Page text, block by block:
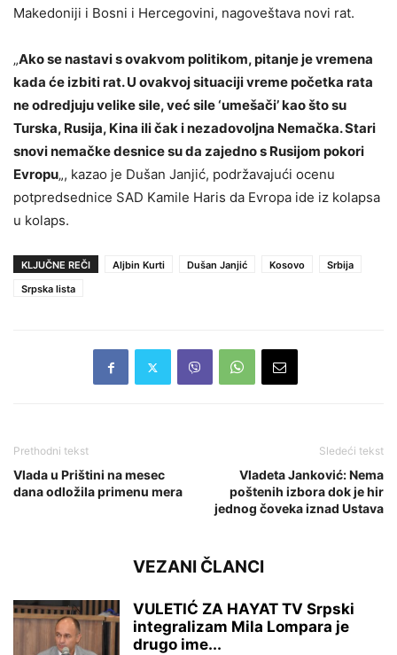
Makedoniji i Bosni i Hercegovini, nagoveštava novi rat.
„Ako se nastavi s ovakvom politikom, pitanje je vremena
kada će izbiti rat. U ovakvoj situaciji vreme početka rata
ne odredjuju velike sile, već sile ‘umešači’ kao što su
Turska, Rusija, Kina ili čak i nezadovoljna Nemačka. Stari
snovi nemačke desnice su da zajedno s Rusijom pokori
Evropu„, kazao je Dušan Janjić, podržavajući ocenu
potpredsednice SAD Kamile Haris da Evropa ide iz kolapsa
u kolaps.
KLJUČNE REČI Aljbin Kurti Dušan Janjić Kosovo
Srbija
Srpska lista
Prethodni tekst
Vlada u Prištini na mesec
dana odložila primenu mera
Sledeći tekst
Vladeta Janković: Nema
poštenih izbora dok je hir
jednog čoveka iznad Ustava
VEZANI ČLANCI
VULETIĆ ZA HAYAT TV Srpski
integralizam Mila Lompara je
drugo ime...